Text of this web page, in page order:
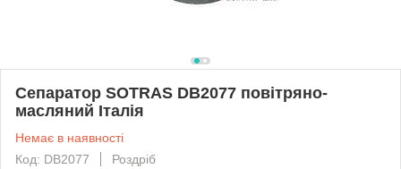
Сепаратор SOTRAS DB2077 повітряно-
масляний Італія
Немає в наявності
Код: DB2077
Роздріб